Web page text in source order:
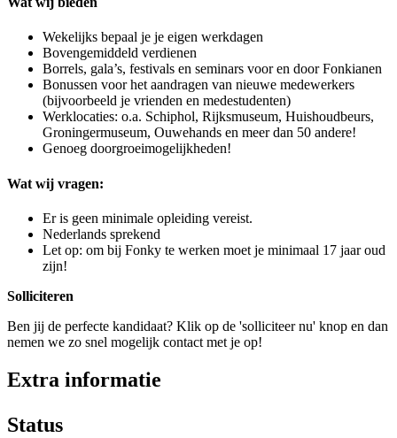
Wekelijks bepaal je je eigen werkdagen
Bovengemiddeld verdienen
Borrels, gala’s, festivals en seminars voor en door Fonkianen
Bonussen voor het aandragen van nieuwe medewerkers
(bijvoorbeeld je vrienden en medestudenten)
Werklocaties: o.a. Schiphol, Rijksmuseum, Huishoudbeurs,
Groningermuseum, Ouwehands en meer dan 50 andere!
Genoeg doorgroeimogelijkheden!
Wat wij vragen:
Er is geen minimale opleiding vereist.
Nederlands sprekend
Let op: om bij Fonky te werken moet je minimaal 17 jaar oud
zijn!
Solliciteren
Ben jij de perfecte kandidaat? Klik op de 'solliciteer nu' knop en dan
nemen we zo snel mogelijk contact met je op!
Extra informatie
Status